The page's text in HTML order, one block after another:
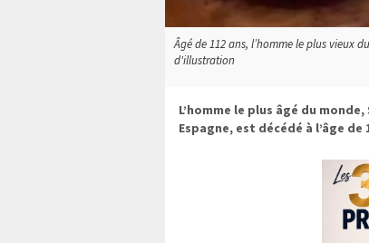
Âgé de 112 ans, l’homme le plus vieux
d'illustration
L’homme le plus âgé du
Espagne, est décédé à l’âge de